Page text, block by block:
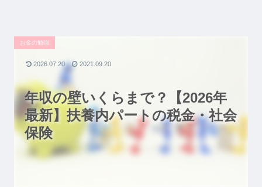
年収の壁いくらまで？【2026年
最新】扶養内パートの税金・社会
保険
お金の勉強
2026.07.20 2021.09.20